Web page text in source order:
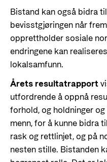
Bistand kan også bidra
bevisstgjøringen når
opprettholder sosiale
endringene kan
lokalsamfunn.
Årets resultatrapport
utfordrende å oppnå
forhold, og holdninger
menn, for å kunne bidra
rask og rettlinjet, og på
nesten stille. Bistanden